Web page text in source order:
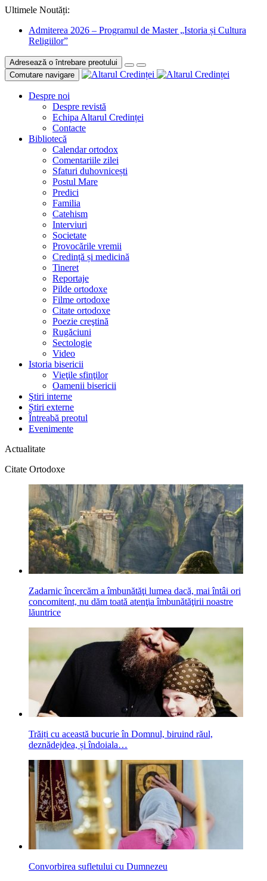
Ultimele Noutăți:
Admiterea 2026 – Programul de Master „Istoria și Cultura
Religiilor”
Adresează o întrebare preotului
Comutare navigare
Despre noi
Despre revistă
Echipa Altarul Credinței
Contacte
Bibliotecă
Calendar ortodox
Comentariile zilei
Sfaturi duhovnicești
Postul Mare
Predici
Familia
Catehism
Interviuri
Societate
Provocările vremii
Credință și medicină
Tineret
Reportaje
Pilde ortodoxe
Filme ortodoxe
Citate ortodoxe
Poezie creştină
Rugăciuni
Sectologie
Video
Istoria bisericii
Vieţile sfinţilor
Oamenii bisericii
Ştiri interne
Știri externe
Întreabă preotul
Evenimente
Actualitate
Citate Ortodoxe
Zadarnic încercăm a îmbunătăţi lumea dacă, mai întâi ori
concomitent, nu dăm toată atenţia îmbunătăţirii noastre
lăuntrice
Trăiți cu această bucurie în Domnul, biruind răul,
deznădejdea, și îndoiala…
Convorbirea sufletului cu Dumnezeu